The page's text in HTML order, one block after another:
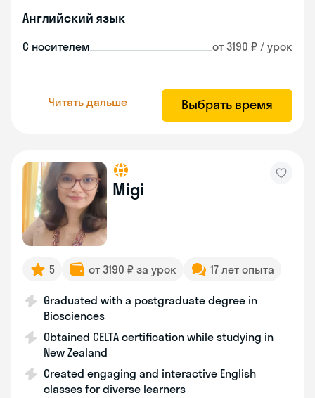
Английский язык
С носителем от 3190 ₽ / урок
Читать дальше Выбрать время
Migi
5 от 3190 ₽ за урок 17 лет опыта
Graduated with a postgraduate degree in
Biosciences
Obtained CELTA certification while studying in
New Zealand
Created engaging and interactive English
classes for diverse learners